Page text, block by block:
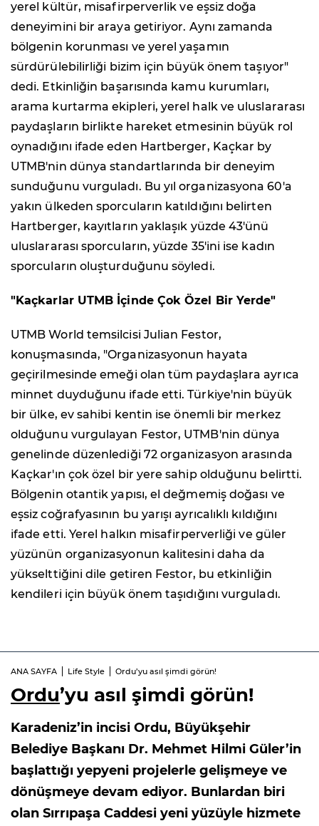
yerel kültür, misafirperverlik ve eşsiz doğa
deneyimini bir araya getiriyor. Aynı zamanda
bölgenin korunması ve yerel yaşamın
sürdürülebilirliği bizim için büyük önem taşıyor"
dedi. Etkinliğin başarısında kamu kurumları,
arama kurtarma ekipleri, yerel halk ve uluslararası
paydaşların birlikte hareket etmesinin büyük rol
oynadığını ifade eden Hartberger, Kaçkar by
UTMB'nin dünya standartlarında bir deneyim
sunduğunu vurguladı. Bu yıl organizasyona 60'a
yakın ülkeden sporcuların katıldığını belirten
Hartberger, kayıtların yaklaşık yüzde 43'ünü
uluslararası sporcuların, yüzde 35'ini ise kadın
sporcuların oluşturduğunu söyledi.
"Kaçkarlar UTMB İçinde Çok Özel Bir Yerde"
UTMB World temsilcisi Julian Festor,
konuşmasında, "Organizasyonun hayata
geçirilmesinde emeği olan tüm paydaşlara ayrıca
minnet duyduğunu ifade etti. Türkiye'nin büyük
bir ülke, ev sahibi kentin ise önemli bir merkez
olduğunu vurgulayan Festor, UTMB'nin dünya
genelinde düzenlediği 72 organizasyon arasında
Kaçkar'ın çok özel bir yere sahip olduğunu belirtti.
Bölgenin otantik yapısı, el değmemiş doğası ve
eşsiz coğrafyasının bu yarışı ayrıcalıklı kıldığını
ifade etti. Yerel halkın misafirperverliği ve güler
yüzünün organizasyonun kalitesini daha da
yükselttiğini dile getiren Festor, bu etkinliğin
kendileri için büyük önem taşıdığını vurguladı.
ANA SAYFA Life Style Ordu’yu asıl şimdi görün!
Ordu’yu asıl şimdi görün!
Karadeniz’in incisi Ordu, Büyükşehir
Belediye Başkanı Dr. Mehmet Hilmi Güler’in
başlattığı yepyeni projelerle gelişmeye ve
dönüşmeye devam ediyor. Bunlardan biri
olan Sırrıpaşa Caddesi yeni yüzüyle hizmete